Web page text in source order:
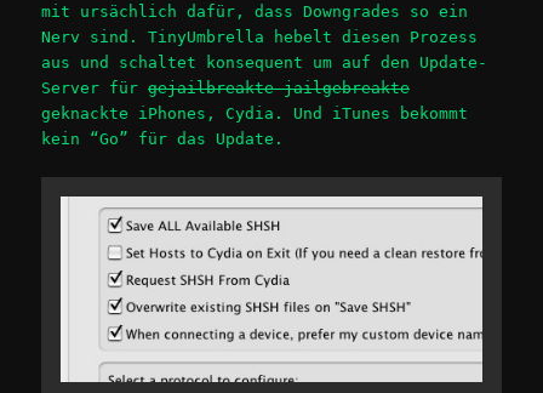
mit ursächlich dafür, dass Downgrades so ein
Nerv sind. TinyUmbrella hebelt diesen Prozess
aus und schaltet konsequent um auf den Update-
Server fürgejailbreakte jailgebreakte
geknackte iPhones, Cydia. Und iTunes bekommt
kein “Go” für das Update.